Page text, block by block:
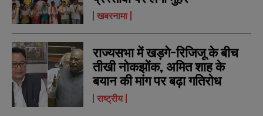
N
N
खबरनामा
राज्यसभा में खड़गे-रिजिजू के बीच
तीखी नोकझोंक, अमित शाह के
बयान की मांग पर बढ़ा गतिरोध
राष्ट्रीय